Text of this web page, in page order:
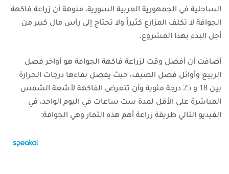
الساحلية في الجمهورية العربية السورية، منوهة أن زراعة فاكهة
الجوافة لا تكلف المزارع كثيراً ولا تحتاج إلى رأس مال كبير من
أجل البدء بهذا المشروع.
أضافت أن أفضل وقت لزراعة فاكهة الجوافة هو أواخر فصل
الربيع وأوائل فصل الصيف، حيث يفضل بقاءها درجات الحرارة
بين 18 و 25 درجة مئوية وأن تتعرض الفاكهة لأشعة الشمس
المباشرة على الأقل لمدة ست ساعات في اليوم الواحد، في
الفيديو التالي طريقة زراعة أهم هذه الثمار وهي الجوافة: